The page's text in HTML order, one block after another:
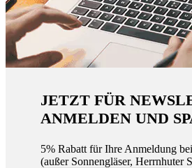
JETZT FÜR
ANMELDEN UND
5% Rabatt für Ihre Anmeldung
(außer Sonnengläser, Herrnhuter